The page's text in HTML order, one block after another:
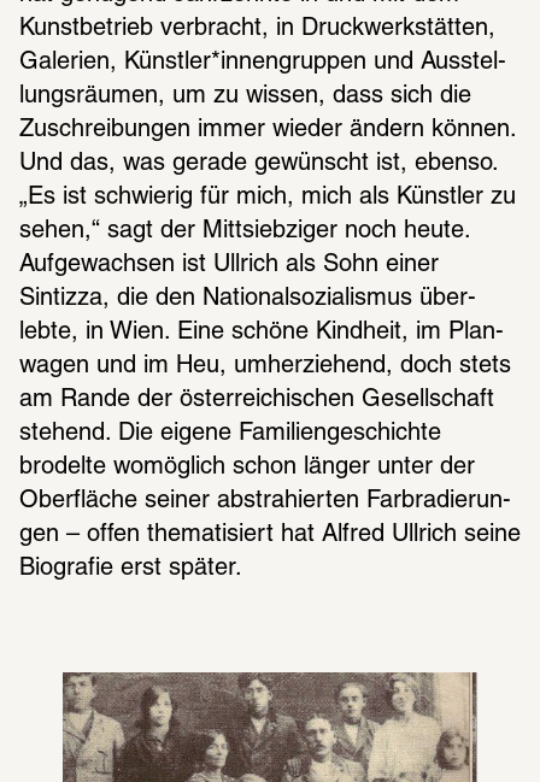
Kunst­be­trieb verbracht, in Druck­werk­stät­ten,
Gale­rien, Künst­ler*innen­grup­pen und Ausstel­
lungs­räu­men, um zu wissen, dass sich die
Zuschrei­bun­gen immer wieder ändern können.
Und das, was gerade gewünscht ist, ebenso.
„Es ist schwie­rig für mich, mich als Künst­ler zu
sehen,“ sagt der Mitt­sieb­zi­ger noch heute.
Aufge­wach­sen ist Ullrich als Sohn einer
Sintizza, die den Natio­nal­so­zia­lis­mus über­
lebte, in Wien. Eine schöne Kind­heit, im Plan­
wa­gen und im Heu, umher­zie­hend, doch stets
am Rande der öster­rei­chi­schen Gesell­schaft
stehend. Die eigene Fami­li­en­ge­schichte
brodelte womög­lich schon länger unter der
Ober­flä­che seiner abstra­hier­ten Farb­ra­die­run­
gen – offen thema­ti­siert hat Alfred Ullrich seine
Biogra­fie erst später.